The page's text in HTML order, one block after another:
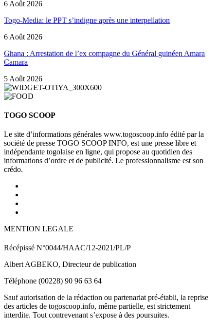
6 Août 2026
Togo-Media: le PPT s’indigne après une interpellation
6 Août 2026
Ghana : Arrestation de l’ex compagne du Général guinéen Amara
Camara
5 Août 2026
TOGO SCOOP
Le site d’informations générales www.togoscoop.info édité par la
société de presse TOGO SCOOP INFO, est une presse libre et
indépendante togolaise en ligne, qui propose au quotidien des
informations d’ordre et de publicité. Le professionnalisme est son
crédo.
MENTION LEGALE
Récépissé N°0044/HAAC/12-2021/PL/P
Albert AGBEKO, Directeur de publication
Téléphone (00228) 90 96 63 64
Sauf autorisation de la rédaction ou partenariat pré-établi, la reprise
des articles de togoscoop.info, même partielle, est strictement
interdite. Tout contrevenant s’expose à des poursuites.